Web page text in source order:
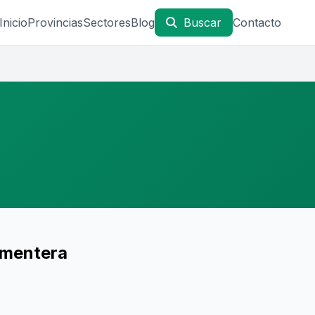
InicioProvinciasSectoresBlog Buscar Contacto